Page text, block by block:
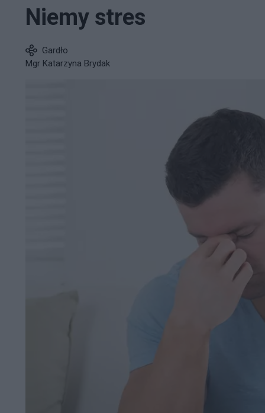
Niemy stres
Gardło
Mgr Katarzyna Brydak